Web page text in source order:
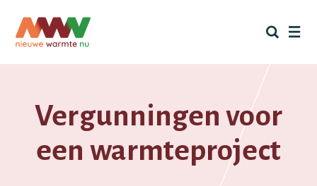
content
Vergunningen voor
een warmteproject